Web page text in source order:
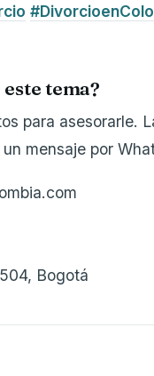
tema?
para asesorarle.
mensaje por
Bogotá